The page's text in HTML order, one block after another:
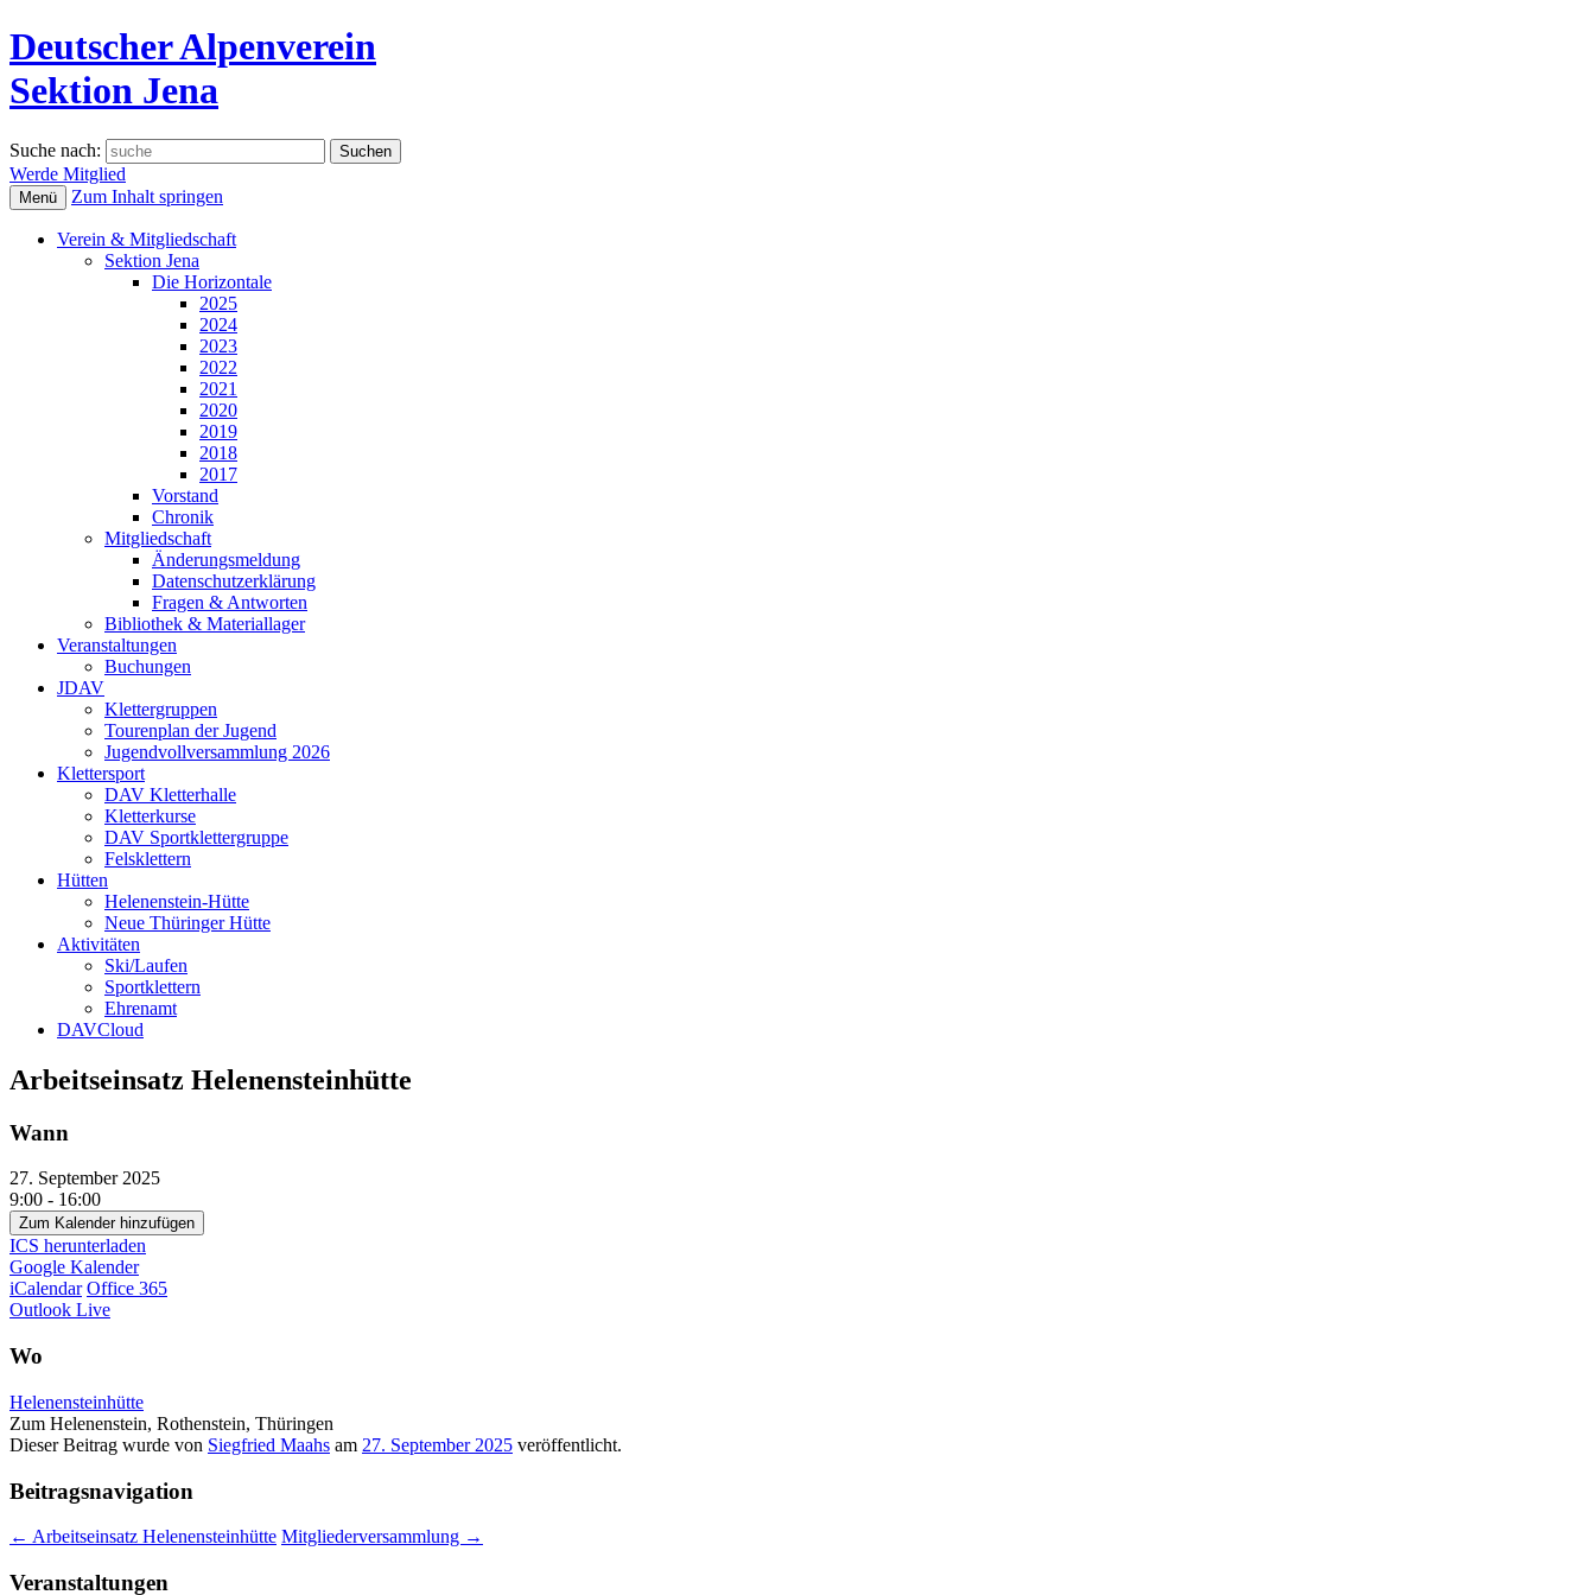
Deutscher Alpenverein
Sektion Jena
Suche nach:
Werde Mitglied
Menü Zum Inhalt springen
Verein & Mitgliedschaft
Sektion Jena
Die Horizontale
2025
2024
2023
2022
2021
2020
2019
2018
2017
Vorstand
Chronik
Mitgliedschaft
Änderungsmeldung
Datenschutzerklärung
Fragen & Antworten
Bibliothek & Materiallager
Veranstaltungen
Buchungen
JDAV
Klettergruppen
Tourenplan der Jugend
Jugendvollversammlung 2026
Klettersport
DAV Kletterhalle
Kletterkurse
DAV Sportklettergruppe
Felsklettern
Hütten
Helenenstein-Hütte
Neue Thüringer Hütte
Aktivitäten
Ski/Laufen
Sportklettern
Ehrenamt
DAVCloud
Arbeitseinsatz Helenensteinhütte
Wann
27. September 2025
9:00 - 16:00
Zum Kalender hinzufügen
ICS herunterladen
Google Kalender
iCalendar Office 365
Outlook Live
Wo
Helenensteinhütte
Zum Helenenstein, Rothenstein, Thüringen
Dieser Beitrag wurde von Siegfried Maahs am 27. September 2025 veröffentlicht.
Beitragsnavigation
← Arbeitseinsatz Helenensteinhütte Mitgliederversammlung →
Veranstaltungen